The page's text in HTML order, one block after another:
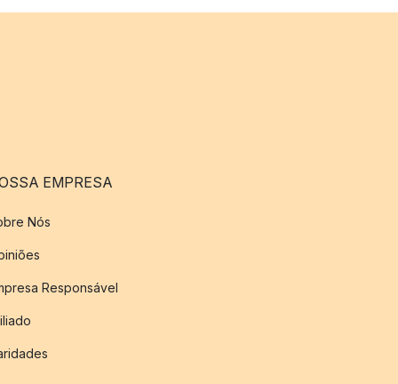
EMPRESA
Nós
Responsável